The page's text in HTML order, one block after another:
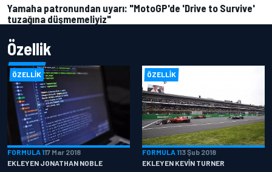
Yamaha patronundan uyarı: "MotoGP'de 'Drive to Survive'
tuzağına düşmemeliyiz"
Özellik
ÖZELLIK
FORMULA 117 Mar 2018
EKLEYEN JONATHAN NOBLE
ÖZELLIK
FORMULA 113 Şub 2018
EKLEYEN KEVIN TURNER